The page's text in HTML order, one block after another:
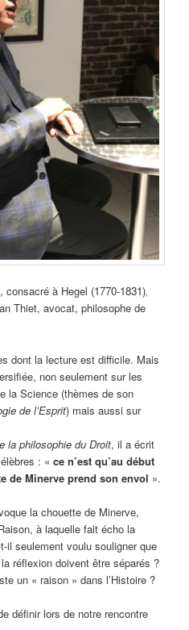
consacré à Hegel (1770-1831),
Thiet, avocat, philosophe de
dont la lecture est difficile. Mais
non seulement sur les
la Science (thèmes de son
de l’Esprit) mais aussi sur
la philosophie du Droit, il a écrit
: «ce n’est qu’au début
de Minerve prend son envol ».
la chouette de Minerve,
à laquelle fait écho la
il seulement voulu souligner que
réflexion doivent être séparés ?
un « raison » dans l’Histoire ?
définir lors de notre rencontre